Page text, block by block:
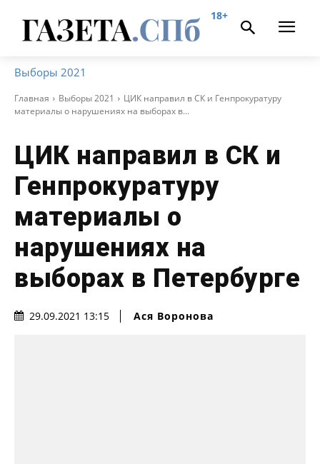
18+
Выборы 2021
Главная Выборы 2021
ЦИК направил в СК и Генпрокуратуру
материалы о нарушениях на выборах в...
ЦИК направил в СК и
Генпрокуратуру
материалы о
нарушениях на
выборах в Петербурге
29.09.2021 13:15 Ася Воронова